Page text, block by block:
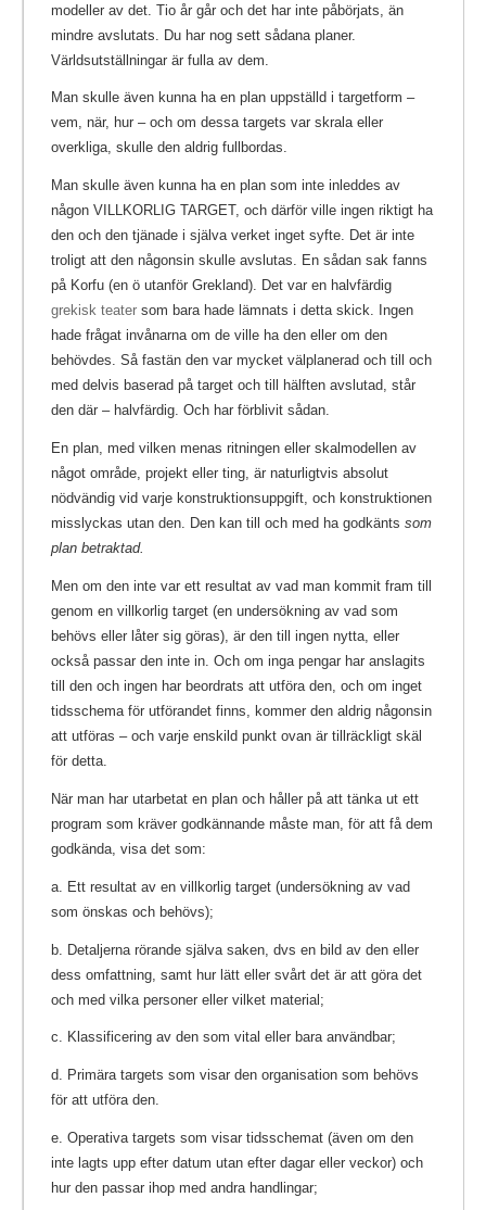
modeller av det. Tio år går och det har inte påbörjats, än
mindre avslutats. Du har nog sett sådana planer.
Världsutställningar är fulla av dem.
Man skulle även kunna ha en plan uppställd i targetform –
vem, när, hur – och om dessa targets var skrala eller
overkliga, skulle den aldrig fullbordas.
Man skulle även kunna ha en plan som inte inleddes av
någon VILLKORLIG TARGET, och därför ville ingen riktigt ha
den och den tjänade i själva verket inget syfte. Det är inte
troligt att den någonsin skulle avslutas. En sådan sak fanns
på Korfu (en ö utanför Grekland). Det var en halvfärdig
grekisk teater som bara hade lämnats i detta skick. Ingen
hade frågat invånarna om de ville ha den eller om den
behövdes. Så fastän den var mycket välplanerad och till och
med delvis baserad på target och till hälften avslutad, står
den där – halvfärdig. Och har förblivit sådan.
En plan, med vilken menas ritningen eller skalmodellen av
något område, projekt eller ting, är naturligtvis absolut
nödvändig vid varje konstruktionsuppgift, och konstruktionen
misslyckas utan den. Den kan till och med ha godkänts som
plan betraktad.
Men om den inte var ett resultat av vad man kommit fram till
genom en villkorlig target (en undersökning av vad som
behövs eller låter sig göras), är den till ingen nytta, eller
också passar den inte in. Och om inga pengar har anslagits
till den och ingen har beordrats att utföra den, och om inget
tidsschema för utförandet finns, kommer den aldrig någonsin
att utföras – och varje enskild punkt ovan är tillräckligt skäl
för detta.
När man har utarbetat en plan och håller på att tänka ut ett
program som kräver godkännande måste man, för att få dem
godkända, visa det som:
a. Ett resultat av en villkorlig target (undersökning av vad
som önskas och behövs);
b. Detaljerna rörande själva saken, dvs en bild av den eller
dess omfattning, samt hur lätt eller svårt det är att göra det
och med vilka personer eller vilket material;
c. Klassificering av den som vital eller bara användbar;
d. Primära targets som visar den organisation som behövs
för att utföra den.
e. Operativa targets som visar tidsschemat (även om den
inte lagts upp efter datum utan efter dagar eller veckor) och
hur den passar ihop med andra handlingar;